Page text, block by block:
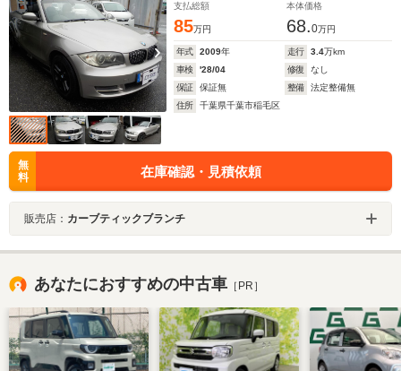
支払総額
85万円
本体価格
68.0万円
年式 2009年 走行 3.4万km
車検
'28/04 修復
なし
保証
保証無 整備
法定整備無
住所
千葉県千葉市稲毛区
無
料
在庫確認・見積依頼
販売店： カーブティックブランチ
あなたにおすすめの中古車 ［PR］